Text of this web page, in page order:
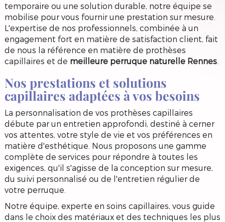
temporaire ou une solution durable, notre équipe se
mobilise pour vous fournir une prestation sur mesure.
L'expertise de nos professionnels, combinée à un
engagement fort en matière de satisfaction client, fait
de nous la référence en matière de prothèses
capillaires et de meilleure perruque naturelle Rennes.
Nos prestations et solutions
capillaires adaptées à vos besoins
La personnalisation de vos prothèses capillaires
débute par un entretien approfondi, destiné à cerner
vos attentes, votre style de vie et vos préférences en
matière d'esthétique. Nous proposons une gamme
complète de services pour répondre à toutes les
exigences, qu'il s'agisse de la conception sur mesure,
du suivi personnalisé ou de l'entretien régulier de
votre perruque.
Notre équipe, experte en soins capillaires, vous guide
dans le choix des matériaux et des techniques les plus